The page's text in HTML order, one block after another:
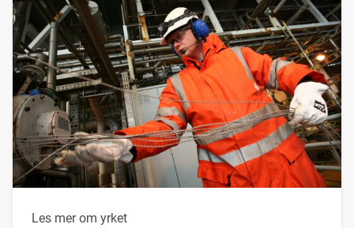
Les mer om yrket